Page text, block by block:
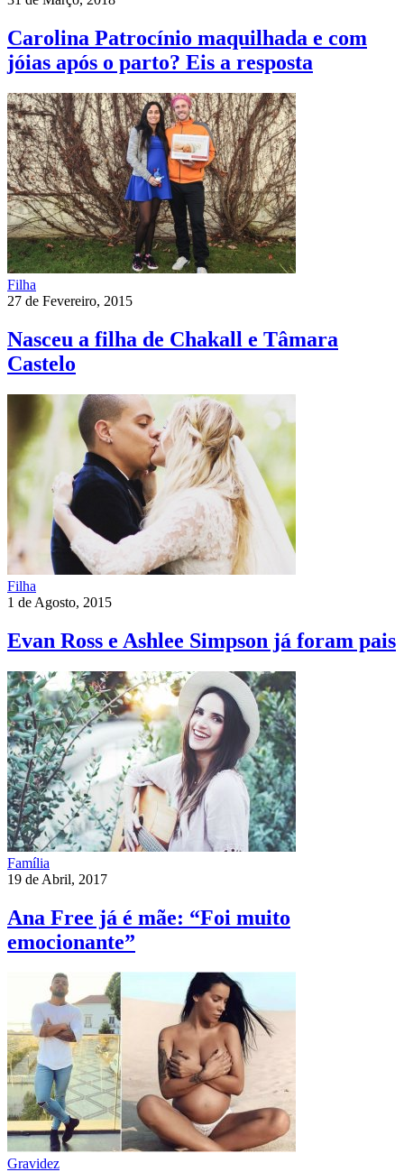
Carolina Patrocínio maquilhada e com
jóias após o parto? Eis a resposta
Filha
27 de Fevereiro, 2015
Nasceu a filha de Chakall e Tâmara
Castelo
Filha
1 de Agosto, 2015
Evan Ross e Ashlee Simpson já foram pais
Família
19 de Abril, 2017
Ana Free já é mãe: “Foi muito
emocionante”
Gravidez